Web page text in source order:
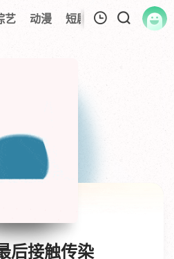
艺 动漫 短剧大全 纪录片
影片的记录
后接触传染